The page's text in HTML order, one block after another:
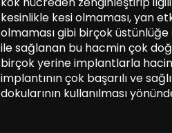
kesinlikle kesi olmaması, yan
olmaması gibi birçok
ile sağlanan bu hacmin çok
birçok yerine implantlarla
implantının çok başarılı ve
dokularının kullanılması